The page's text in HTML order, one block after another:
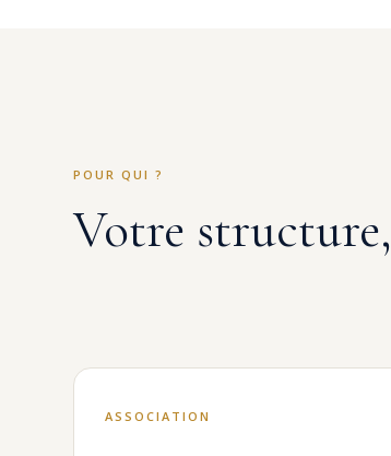
POUR QUI ?
Votre structure,
ASSOCIATION